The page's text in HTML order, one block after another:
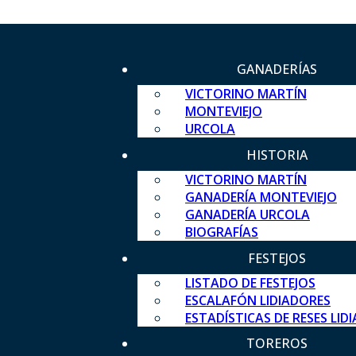
GANADERÍAS
VICTORINO MARTÍN
MONTEVIEJO
URCOLA
HISTORIA
VICTORINO MARTÍN
GANADERÍA MONTEVIEJO
GANADERÍA URCOLA
BIOGRAFÍAS
FESTEJOS
LISTADO DE FESTEJOS
ESCALAFÓN LIDIADORES
ESTADÍSTICAS DE RESES
TOREROS